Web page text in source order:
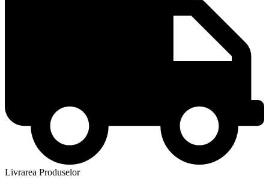
Livrarea Produselor